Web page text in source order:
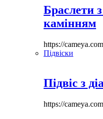
Браслети
камінням
https://
Підвіски
Підвіс з
https://